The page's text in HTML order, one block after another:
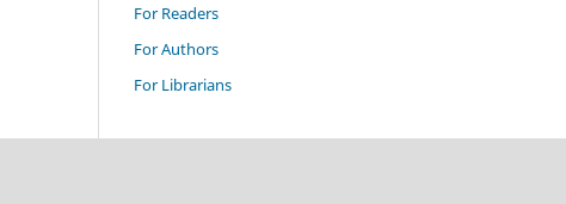
For Readers
For Authors
For Librarians